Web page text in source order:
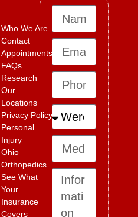
Who We Are
Contact
Appointments
FAQs
Research
Our
Locations
Privacy Policy
Personal
Injury
Ohio
Orthopedics
See What
Your
Insurance
Covers